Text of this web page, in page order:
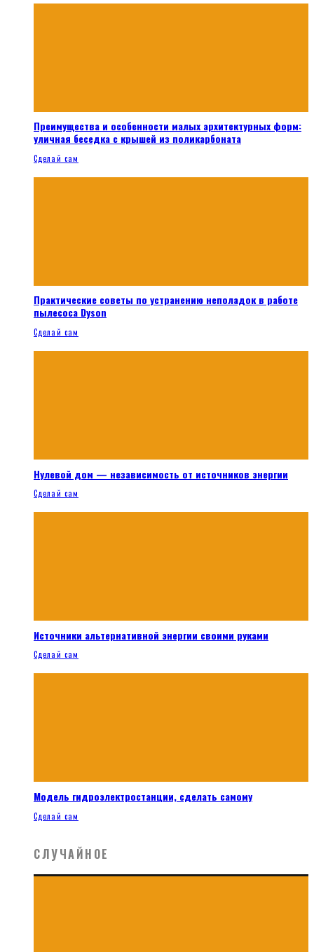
Преимущества и особенности малых архитектурных форм:
уличная беседка с крышей из поликарбоната
Сделай сам
Практические советы по устранению неполадок в работе
пылесоса Dyson
Сделай сам
Нулевой дом — независимость от источников энергии
Сделай сам
Источники альтернативной энергии своими руками
Сделай сам
Модель гидроэлектростанции, сделать самому
Сделай сам
СЛУЧАЙНОЕ